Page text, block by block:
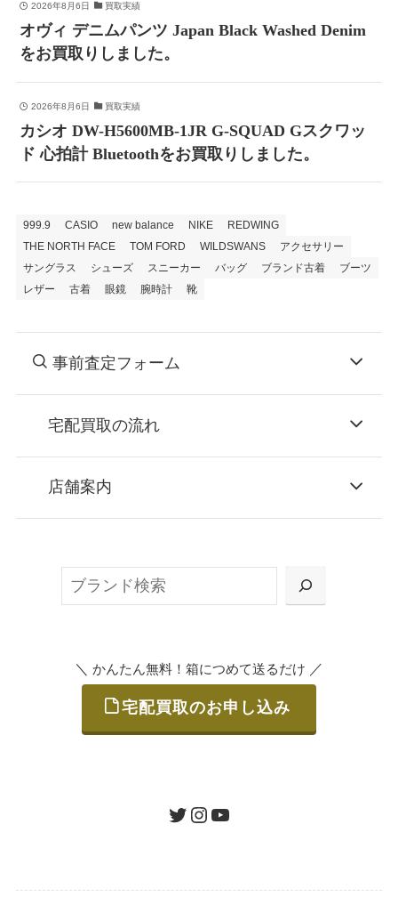
2026年8月6日 買取実績
オヴィ デニムパンツ Japan Black Washed Denim
をお買取りしました。
2026年8月6日 買取実績
カシオ DW-H5600MB-1JR G-SQUAD Gスクワッ
ド 心拍計 Bluetoothをお買取りしました。
999.9 CASIO new balance NIKE
REDWING
THE NORTH FACE
TOM FORD WILDSWANS
アクセサリー
サングラス
シューズ スニーカー バッグ ブランド古着
ブーツ
レザー
古着 眼鏡 腕時計 靴
事前査定フォーム
宅配買取の流れ
お申込み
または梱包材不要の「集荷申込」からお選び
ご発送
店舗案内
＼ かんたん無料！箱につめて送るだけ ／
宅配買取のお申し込み
ツイッターインスタグラムユーチューブ